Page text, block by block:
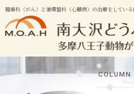
腫瘍科（がん）と循環器科（心臓病）の治療をしてい
COLUMN